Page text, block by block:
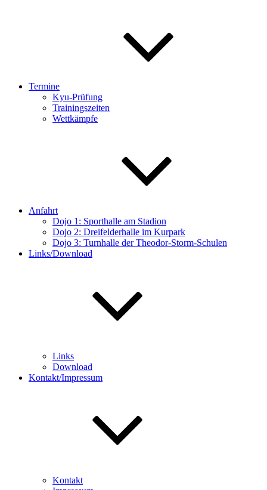
Termine
Kyu-Prüfung
Trainingszeiten
Wettkämpfe
Anfahrt
Dojo 1: Sporthalle am Stadion
Dojo 2: Dreifelderhalle im Kurpark
Dojo 3: Turnhalle der Theodor-Storm-Schulen
Links/Download
Links
Download
Kontakt/Impressum
Kontakt